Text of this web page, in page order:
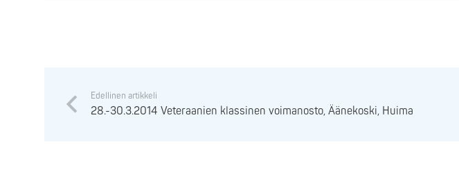
Edellinen artikkeli
28.-30.3.2014 Veteraanien klassinen voimanosto, Äänekoski, Huima